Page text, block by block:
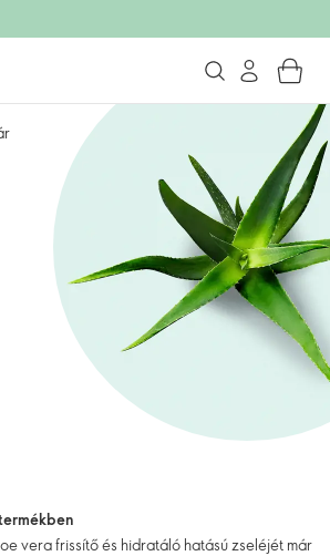
vera frissítő és hidratáló hatású zseléjét már